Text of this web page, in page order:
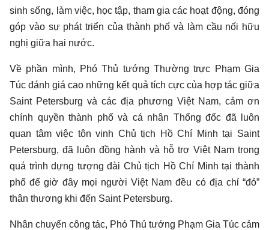
sinh sống, làm việc, học tập, tham gia các hoạt động, đóng
góp vào sự phát triển của thành phố và làm cầu nối hữu
nghị giữa hai nước.
Về phần mình, Phó Thủ tướng Thường trực Phạm Gia
Túc đánh giá cao những kết quả tích cực của hợp tác giữa
Saint Petersburg và các địa phương Việt Nam, cảm ơn
chính quyền thành phố và cá nhân Thống đốc đã luôn
quan tâm việc tôn vinh Chủ tịch Hồ Chí Minh tại Saint
Petersburg, đã luôn đồng hành và hỗ trợ Việt Nam trong
quá trình dựng tượng đài Chủ tịch Hồ Chí Minh tại thành
phố để giờ đây mọi người Việt Nam đều có địa chỉ “đỏ”
thân thương khi đến Saint Petersburg.
Nhân chuyến công tác, Phó Thủ tướng Phạm Gia Túc cảm